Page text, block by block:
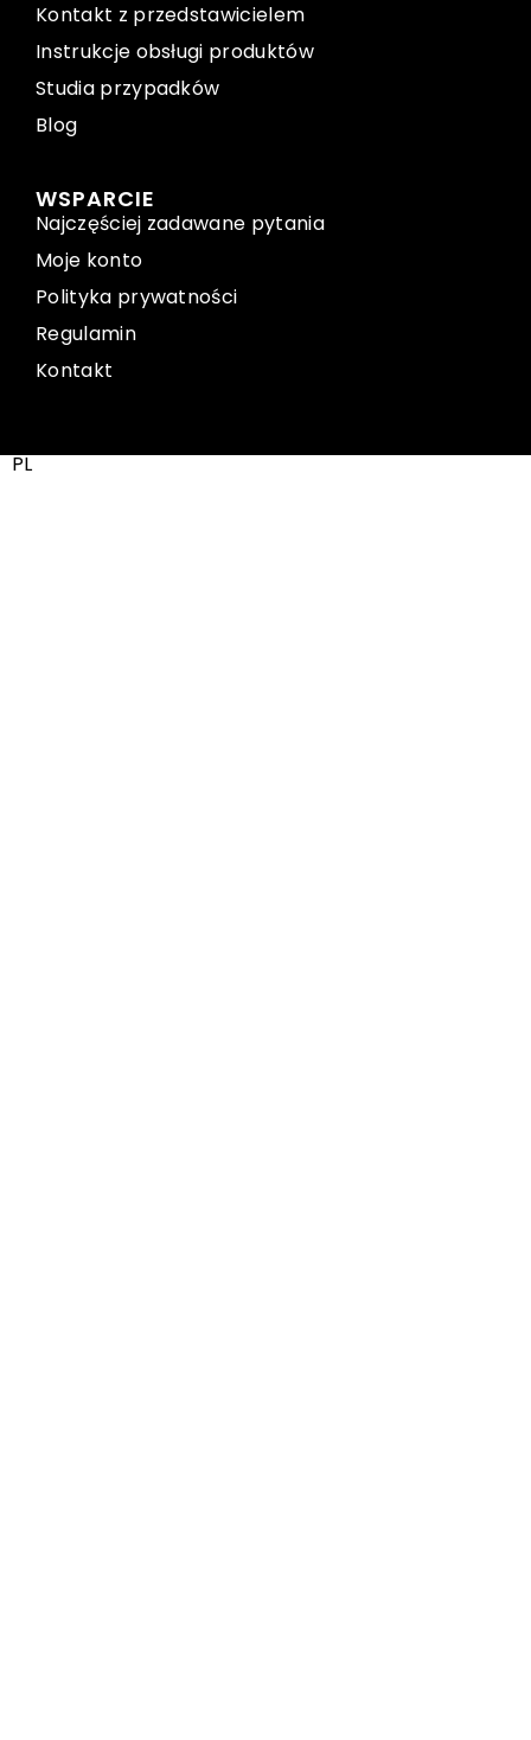
Kontakt z przedstawicielem
Instrukcje obsługi produktów
Studia przypadków
Blog
WSPARCIE
Najczęściej zadawane pytania
Moje konto
Polityka prywatności
Regulamin
Kontakt
PL